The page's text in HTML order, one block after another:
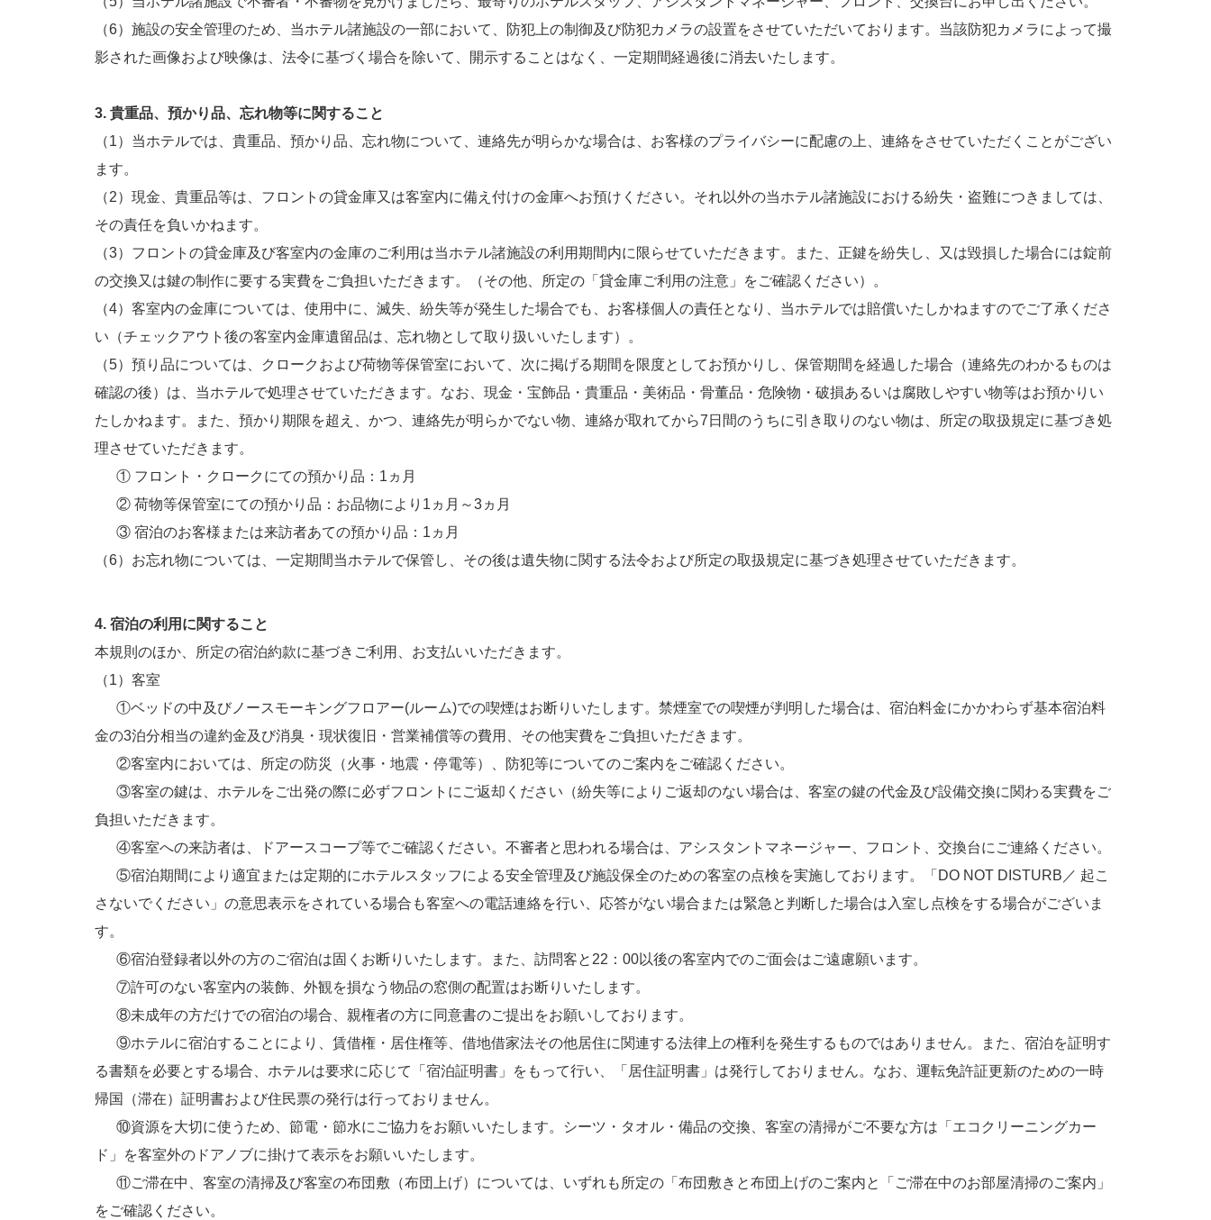
（6）施設の安全管理のため、当ホテル諸施設の一部において、防犯上の制御及び防犯カメラの設置をさせていただいております。当該防犯カメラによって撮
影された画像および映像は、法令に基づく場合を除いて、開示することはなく、一定期間経過後に消去いたします。
3. 貴重品、預かり品、忘れ物等に関すること
（1）当ホテルでは、貴重品、預かり品、忘れ物について、連絡先が明らかな場合は、お客様のプライバシーに配慮の上、連絡をさせていただくことがござい
ます。
（2）現金、貴重品等は、フロントの貸金庫又は客室内に備え付けの金庫へお預けください。それ以外の当ホテル諸施設における紛失・盗難につきましては、
その責任を負いかねます。
（3）フロントの貸金庫及び客室内の金庫のご利用は当ホテル諸施設の利用期間内に限らせていただきます。また、正鍵を紛失し、又は毀損した場合には錠前
の交換又は鍵の制作に要する実費をご負担いただきます。（その他、所定の「貸金庫ご利用の注意」をご確認ください）。
（4）客室内の金庫については、使用中に、滅失、紛失等が発生した場合でも、お客様個人の責任となり、当ホテルでは賠償いたしかねますのでご了承くださ
い（チェックアウト後の客室内金庫遺留品は、忘れ物として取り扱いいたします）。
（5）預り品については、クロークおよび荷物等保管室において、次に掲げる期間を限度としてお預かりし、保管期間を経過した場合（連絡先のわかるものは
確認の後）は、当ホテルで処理させていただきます。なお、現金・宝飾品・貴重品・美術品・骨董品・危険物・破損あるいは腐敗しやすい物等はお預かりい
たしかねます。また、預かり期限を超え、かつ、連絡先が明らかでない物、連絡が取れてから7日間のうちに引き取りのない物は、所定の取扱規定に基づき処
理させていただきます。
① フロント・クロークにての預かり品：1ヵ月
② 荷物等保管室にての預かり品：お品物により1ヵ月～3ヵ月
③ 宿泊のお客様または来訪者あての預かり品：1ヵ月
（6）お忘れ物については、一定期間当ホテルで保管し、その後は遺失物に関する法令および所定の取扱規定に基づき処理させていただきます。
4. 宿泊の利用に関すること
本規則のほか、所定の宿泊約款に基づきご利用、お支払いいただきます。
（1）客室
①ベッドの中及びノースモーキングフロアー(ルーム)での喫煙はお断りいたします。禁煙室での喫煙が判明した場合は、宿泊料金にかかわらず基本宿泊料
金の3泊分相当の違約金及び消臭・現状復旧・営業補償等の費用、その他実費をご負担いただきます。
②客室内においては、所定の防災（火事・地震・停電等）、防犯等についてのご案内をご確認ください。
③客室の鍵は、ホテルをご出発の際に必ずフロントにご返却ください（紛失等によりご返却のない場合は、客室の鍵の代金及び設備交換に関わる実費をご
負担いただきます。
④客室への来訪者は、ドアースコープ等でご確認ください。不審者と思われる場合は、アシスタントマネージャー、フロント、交換台にご連絡ください。
⑤宿泊期間により適宜または定期的にホテルスタッフによる安全管理及び施設保全のための客室の点検を実施しております。「DO NOT DISTURB／ 起こ
さないでください」の意思表示をされている場合も客室への電話連絡を行い、応答がない場合または緊急と判断した場合は入室し点検をする場合がございま
す。
⑥宿泊登録者以外の方のご宿泊は固くお断りいたします。また、訪問客と22：00以後の客室内でのご面会はご遠慮願います。
⑦許可のない客室内の装飾、外観を損なう物品の窓側の配置はお断りいたします。
⑧未成年の方だけでの宿泊の場合、親権者の方に同意書のご提出をお願いしております。
⑨ホテルに宿泊することにより、賃借権・居住権等、借地借家法その他居住に関連する法律上の権利を発生するものではありません。また、宿泊を証明す
る書類を必要とする場合、ホテルは要求に応じて「宿泊証明書」をもって行い、「居住証明書」は発行しておりません。なお、運転免許証更新のための一時
帰国（滞在）証明書および住民票の発行は行っておりません。
⑩資源を大切に使うため、節電・節水にご協力をお願いいたします。シーツ・タオル・備品の交換、客室の清掃がご不要な方は「エコクリーニングカー
ド」を客室外のドアノブに掛けて表示をお願いいたします。
⑪ご滞在中、客室の清掃及び客室の布団敷（布団上げ）については、いずれも所定の「布団敷きと布団上げのご案内と「ご滞在中のお部屋清掃のご案内」
をご確認ください。